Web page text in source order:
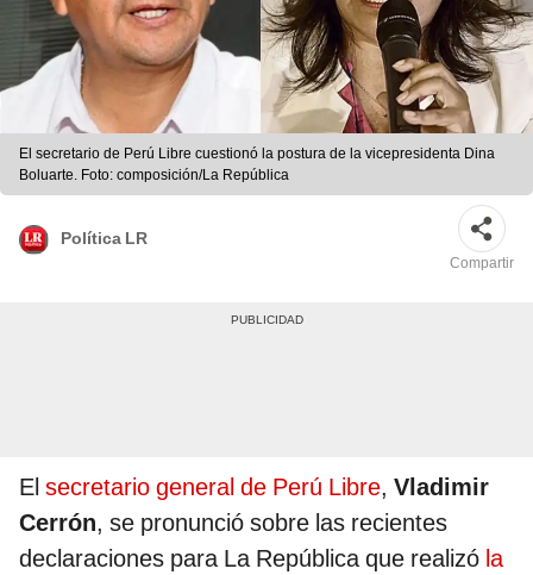
El secretario de Perú Libre cuestionó la postura de la vicepresidenta Dina
Boluarte. Foto: composición/La República
Política LR
Compartir
El secretario general de Perú Libre, Vladimir
Cerrón, se pronunció sobre las recientes
declaraciones para La República que realizó la